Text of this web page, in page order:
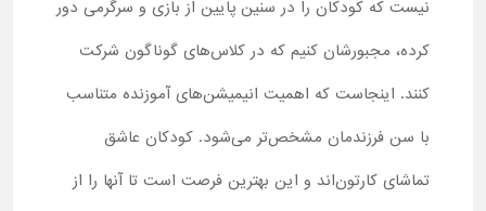
نیست که کودکان را در سنین پایین از بازی و سرگرمی دور
کرده، مجبورشان کنیم که در کلاس‌های گوناگون شرکت
کنند. اینجاست که اهمیت انیمیشن‌های آموزنده متناسب
با سن فرزندمان مشخص‌تر می‌شود. کودکان عاشق
تماشای کارتون‌اند و این بهترین فرصت است تا آنها را از